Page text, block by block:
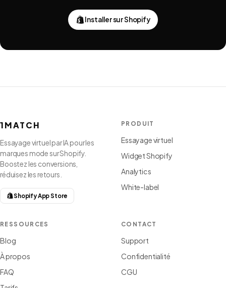
Installer sur Shopify
1MATCH
Essayage virtuel par IA pour les
marques mode sur Shopify.
Boostez les conversions,
réduisez les retours.
Shopify App Store
PRODUIT
Essayage virtuel
Widget Shopify
Analytics
White-label
RESSOURCES
Blog
À propos
FAQ
CONTACT
Support
Confidentialité
CGU